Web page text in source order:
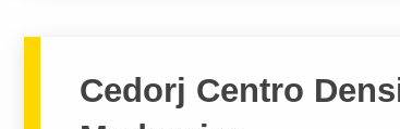
Cedorj Centro